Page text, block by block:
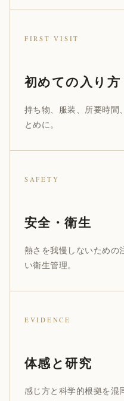
FIRST VISIT
初めての入り方
持ち物、服装、所要時間
とめに。
SAFETY
安全・衛生
熱さを我慢しないための
い衛生管理。
EVIDENCE
体感と研究
感じ方と科学的根拠を混